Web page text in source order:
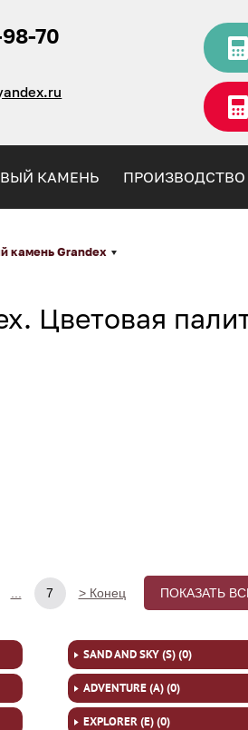
70
КАМЕНЬ ПРОИЗВОДСТВО
камень Grandex
Цветовая
... 7 > Конец ПОКАЗАТЬ
SAND AND SKY (S) (0)
ADVENTURE (A) (0)
EXPLORER (E) (0)